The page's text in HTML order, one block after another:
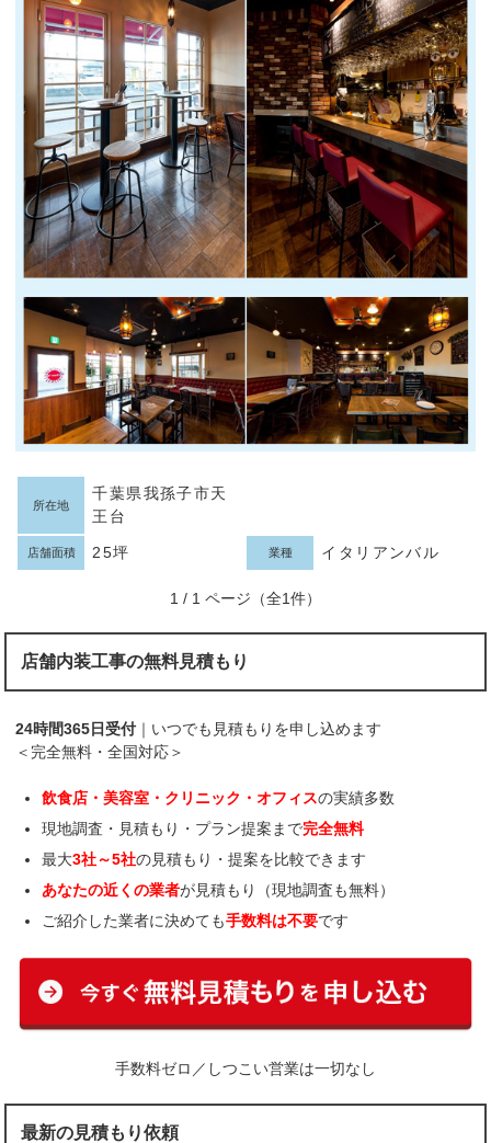
所在地
千葉県我孫子市天
王台
店舗面積 25坪 業種 イタリアンバル
1 / 1 ページ（全1件）
店舗内装工事の無料見積もり
24時間365日受付 ｜いつでも見積もりを申し込めます
＜完全無料・全国対応＞
飲食店・美容室・クリニック・オフィスの実績多数
現地調査・見積もり・プラン提案まで完全無料
最大3社～5社の見積もり・提案を比較できます
あなたの近くの業者が見積もり（現地調査も無料）
ご紹介した業者に決めても手数料は不要です
手数料ゼロ／しつこい営業は一切なし
最新の見積もり依頼